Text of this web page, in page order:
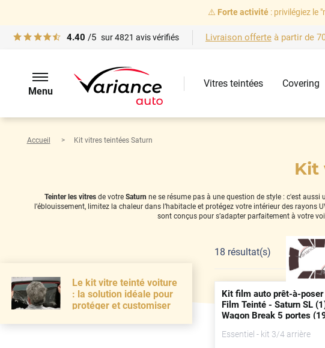
⚠️ Forte activité: privilégiez le
4.40 /5 sur4821 avis vérifiés Livraison offerteà partir de
Menu
Vitres teintées Covering
Accueil Kit vitres teintées Saturn
Kit
Teinter les vitres de votre Saturn ne se résume pas à une question de style : c'est
l’éblouissement, limitez la chaleur dans l’habitacle et protégez votre intérieur des
sont conçus pour s’adapter parfaitement à votre
Le kit vitre teinté voiture
: la solution idéale pour
protéger et customiser
18 résultat(s)
Kit film auto prêt-à-poser
Film Teinté - Saturn SL
Wagon Break 5 portes
Essentiel - kit 3/4 arrière